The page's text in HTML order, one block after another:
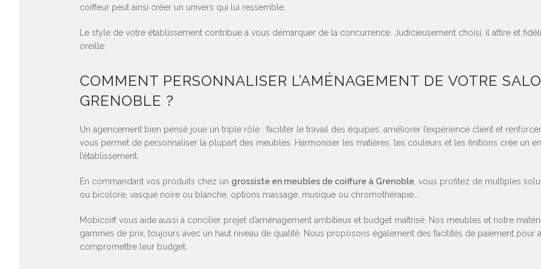
coiffeur peut ainsi créer un univers qui lui ressemble.
Le style de votre établissement contribue à vous démarquer de la concurrence. Judicieusement choisi, il attire et
oreille.
COMMENT PERSONNALISER L’AMÉNAGEMENT DE VOTRE
GRENOBLE ?
Un agencement bien pensé joue un triple rôle : faciliter le travail des équipes, améliorer l’expérience client et
vous permet de personnaliser la plupart des meubles. Harmoniser les matières, les couleurs et les finitions crée un
l’établissement.
En commandant vos produits chez un grossiste en meubles de coiffure à Grenoble, vous profitez de multiples
ou bicolore, vasque noire ou blanche, options massage, musique ou chromothérapie…
Mobicoiff vous aide aussi à concilier projet d’aménagement ambitieux et budget maîtrisé. Nos meubles et notre
gammes de prix, toujours avec un haut niveau de qualité. Nous proposons également des facilités de paiement pour
compromettre leur budget.